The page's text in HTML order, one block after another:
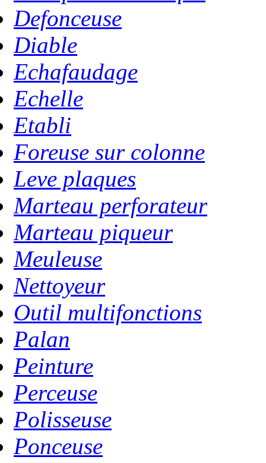
Defonceuse
Diable
Echafaudage
Echelle
Etabli
Foreuse sur colonne
Leve plaques
Marteau perforateur
Marteau piqueur
Meuleuse
Nettoyeur
Outil multifonctions
Palan
Peinture
Perceuse
Polisseuse
Ponceuse